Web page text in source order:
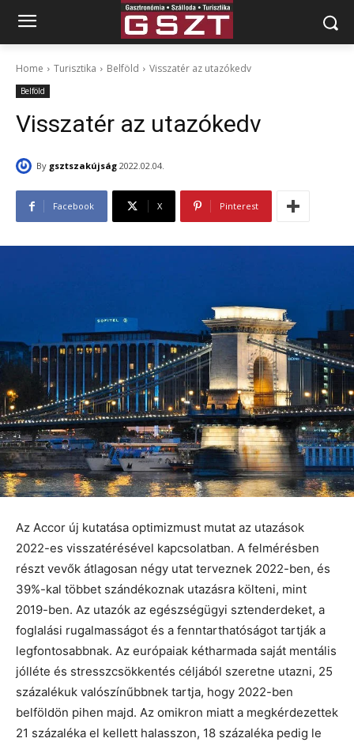
Home Turisztika Belföld Visszatér az utazókedv
Belföld
Visszatér az utazókedv
By gsztszakújság 2022.02.04.
Facebook X Pinterest
Az Accor új kutatása optimizmust mutat az utazások
2022-es visszatérésével kapcsolatban. A felmérésben
részt vevők átlagosan négy utat terveznek 2022-ben, és
39%-kal többet szándékoznak utazásra költeni, mint
2019-ben. Az utazók az egészségügyi sztenderdeket, a
foglalási rugalmasságot és a fenntarthatóságot tartják a
legfontosabbnak. Az európaiak kétharmada saját mentális
jólléte és stresszcsökkentés céljából szeretne utazni, 25
százalékuk valószínűbbnek tartja, hogy 2022-ben
belföldön pihen majd. Az omikron miatt a megkérdezettek
21 százaléka el kellett halasszon, 18 százaléka pedig le